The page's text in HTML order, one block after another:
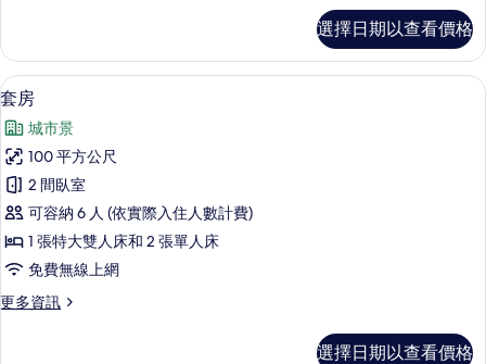
有
相
片
式
客
房
的
詳
情
選擇日期以查看價格
顯
示
套
房
的
所
有
相
片
18
套房
城市景
100 平方公尺
2 間臥室
可容納 6 人 (依實際入住人數計費)
1 張特大雙人床和 2 張單人床
免費無線上網
更多資訊
更
選擇日期以查看價格